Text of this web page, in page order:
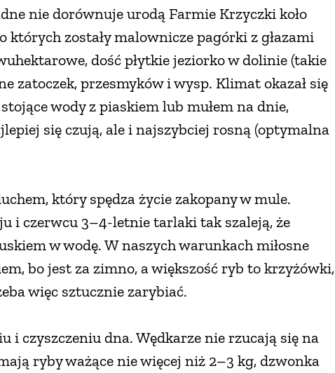
nie dorównuje urodą Farmie Krzyczki koło
zostały malownicze pagórki z głazami
dość płytkie jeziorko w dolinie (takie
zatoczek, przesmyków i wysp. Klimat okazał się
wody z piaskiem lub mułem na dnie,
się czują, ale i najszybciej rosną (optymalna
który spędza życie zakopany w mule.
i czerwcu 3–4-letnie tarlaki tak szaleją, że
w wodę. W naszych warunkach miłosne
bo jest za zimno, a większość ryb to krzyżówki,
więc sztucznie zarybiać.
i czyszczeniu dna. Wędkarze nie rzucają się na
ryby ważące nie więcej niż 2–3 kg, dzwonka